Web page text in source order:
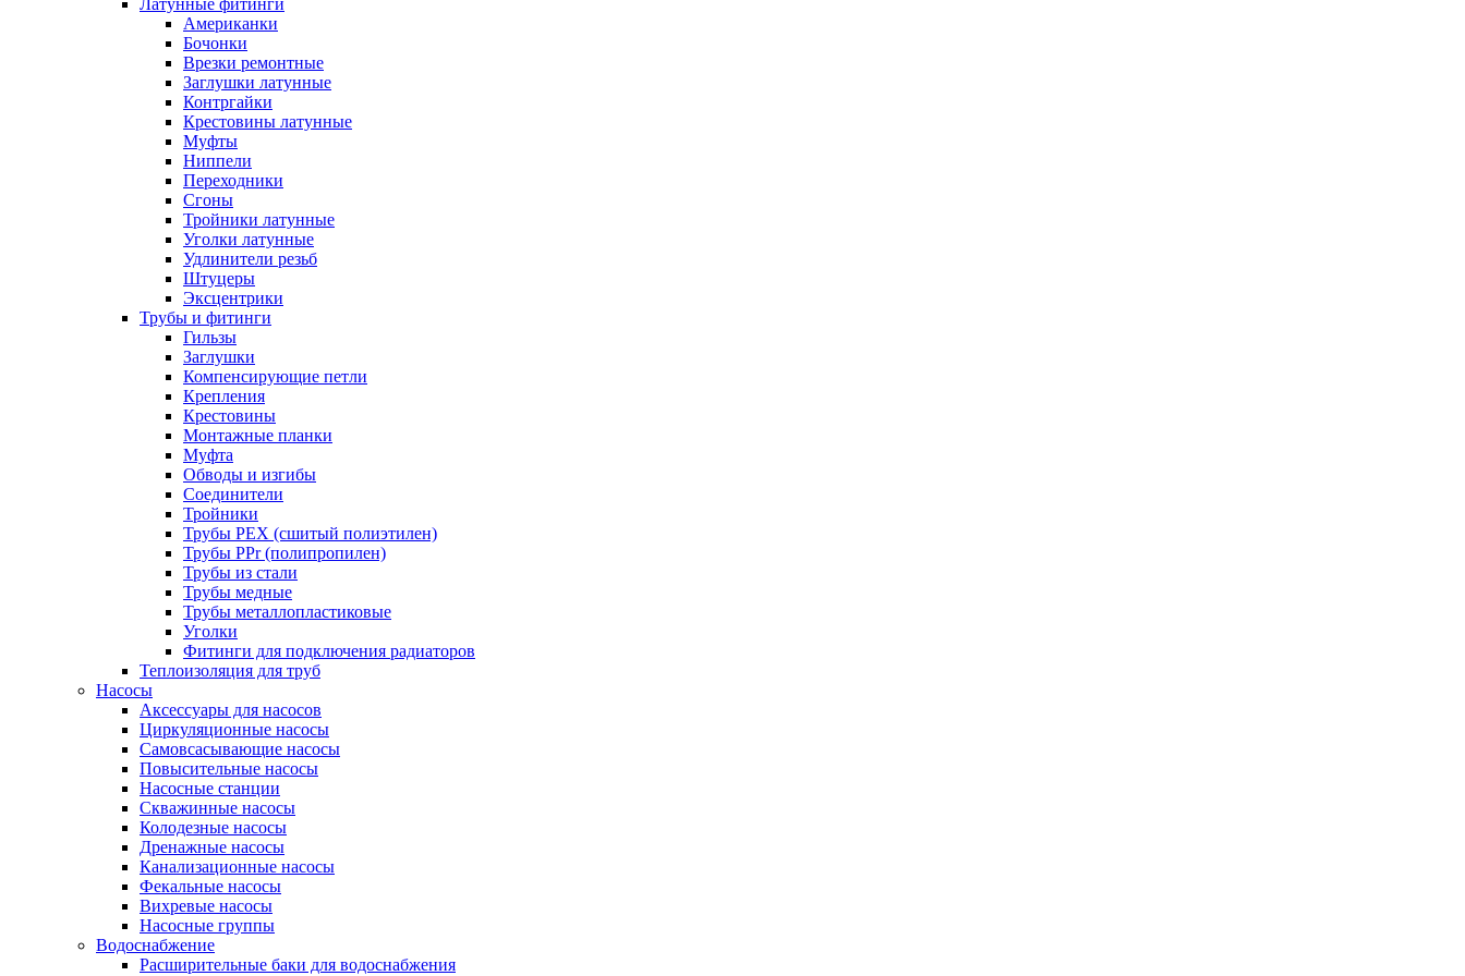
Латунные фитинги
Американки
Бочонки
Врезки ремонтные
Заглушки латунные
Контргайки
Крестовины латунные
Муфты
Ниппели
Переходники
Сгоны
Тройники латунные
Уголки латунные
Удлинители резьб
Штуцеры
Эксцентрики
Трубы и фитинги
Гильзы
Заглушки
Компенсирующие петли
Крепления
Крестовины
Монтажные планки
Муфта
Обводы и изгибы
Соединители
Тройники
Трубы PEX (сшитый полиэтилен)
Трубы PPr (полипропилен)
Трубы из стали
Трубы медные
Трубы металлопластиковые
Уголки
Фитинги для подключения радиаторов
Теплоизоляция для труб
Насосы
Аксессуары для насосов
Циркуляционные насосы
Самовсасывающие насосы
Повысительные насосы
Насосные станции
Скважинные насосы
Колодезные насосы
Дренажные насосы
Канализационные насосы
Фекальные насосы
Вихревые насосы
Насосные группы
Водоснабжение
Расширительные баки для водоснабжения